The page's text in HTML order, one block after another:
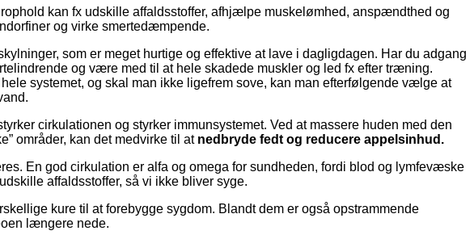
kan fx udskille affaldsstoffer, afhjælpe muskelømhed, anspændthed og
og virke smertedæmpende.
som er meget hurtige og effektive at lave i dagligdagen. Har du adgang
og være med til at hele skadede muskler og led fx efter træning.
systemet, og skal man ikke ligefrem sove, kan man efterfølgende vælge at
cirkulationen og styrker immunsystemet. Ved at massere huden med den
områder, kan det medvirke til at nedbryde fedt og reducere appelsinhud.
En god cirkulation er alfa og omega for sundheden, fordi blod og lymfevæske
affaldsstoffer, så vi ikke bliver syge.
kure til atforebygge sygdom. Blandt dem er også opstrammende
længere nede.